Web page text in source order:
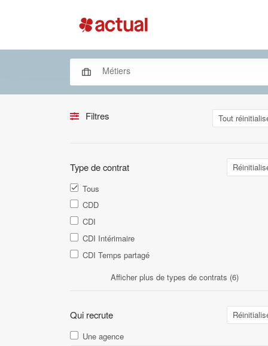
Filtres Tout
Type de contrat
Tous
CDD
CDI
CDI Intérimaire
CDI Temps partagé
Afficher plus de types de contrats (6)
Qui recrute
Une agence